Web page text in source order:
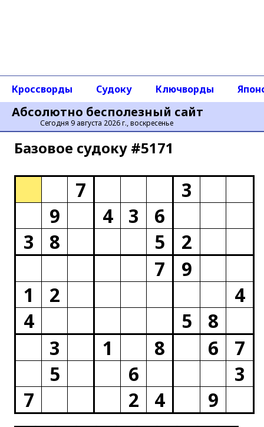
Абсолютно бесполезный сайт
Сегодня 9 августа 2026 г., воскресенье
Кроссворды Судоку Ключворды
Базовое cудоку #5171
7
3
9
4 3
6
3
8 5
2
7
9
1
2
4
4
5
8
3
1 8 6
7
5
6
3
7
2 4 9